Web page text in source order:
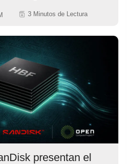
3 Minutos de Lectura
presentan el